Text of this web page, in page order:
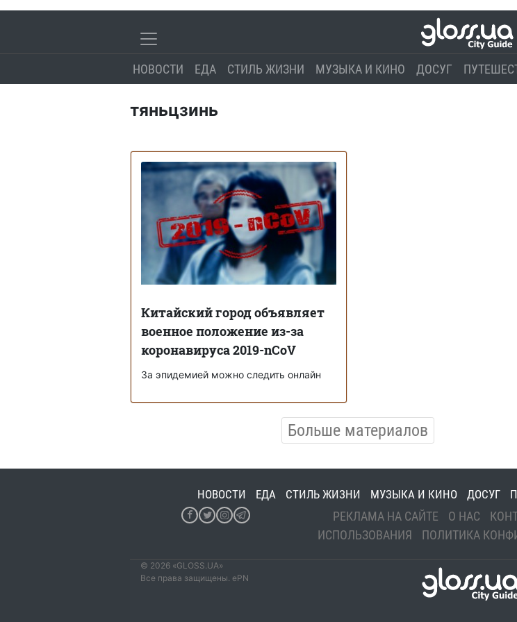
НОВОСТИ ЕДА СТИЛЬ ЖИЗНИ МУЗЫКА И КИНО ДОСУГ
тяньцзинь
Китайский город объявляет
военное положение из-за
коронавируса 2019-nCoV
За эпидемией можно следить онлайн
Больше материалов
НОВОСТИ ЕДА СТИЛЬ ЖИЗНИ МУЗЫКА И КИНО ДОСУГ
РЕКЛАМА НА САЙТЕ О НАС
ИСПОЛЬЗОВАНИЯ
ПОЛИТИКА
© 2026 «GLOSS.UA»
Все права защищены. ePN